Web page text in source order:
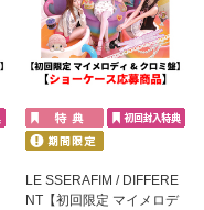
LE SSERAFIM / DIFFERE
NT【初回限定 マイメロデ